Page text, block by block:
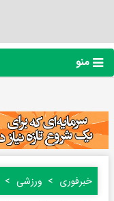
منو
خبرفوری ورزشی